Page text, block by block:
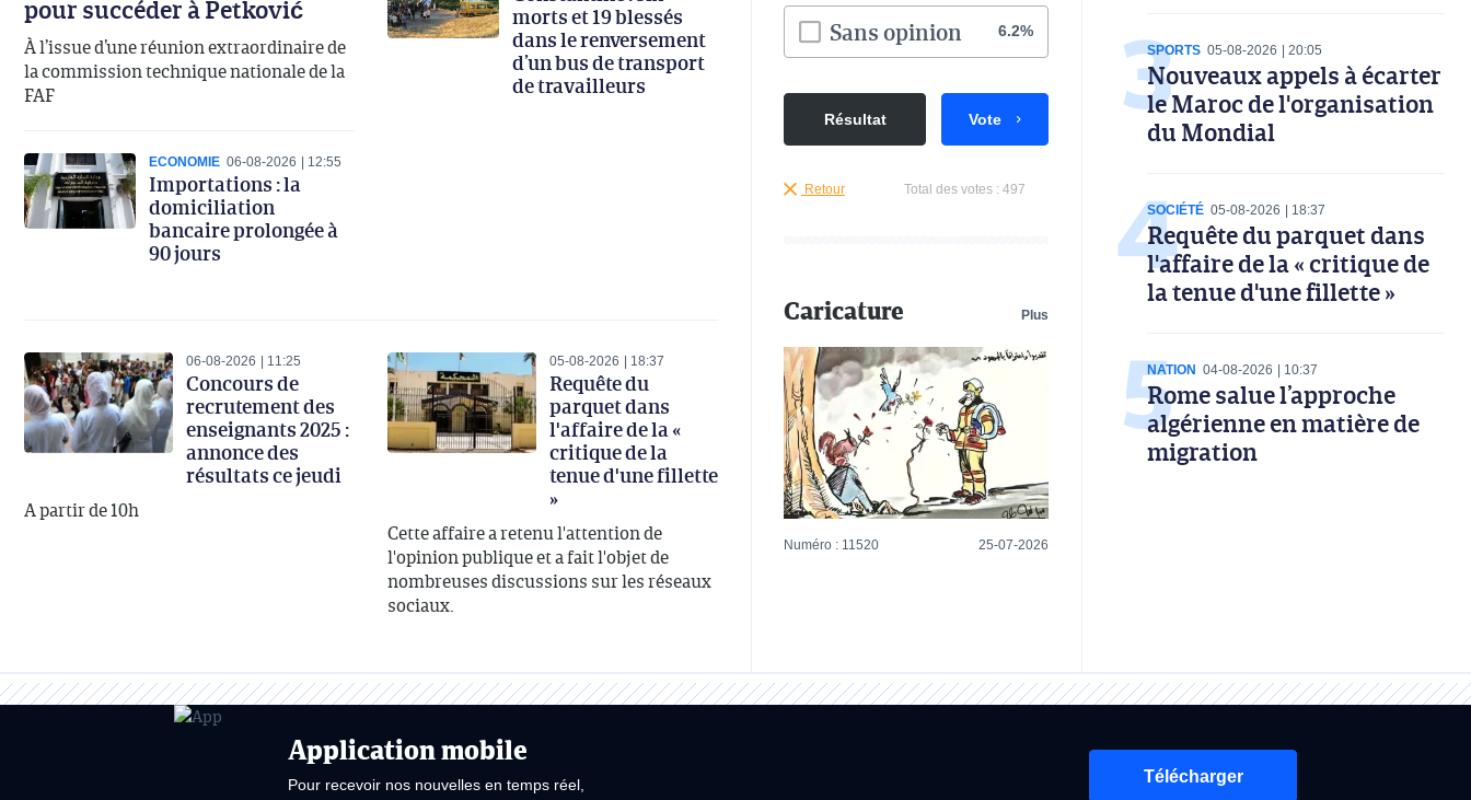
pour succéder à Petković
À l’issue d’une réunion extraordinaire de
la commission technique nationale de la
FAF
morts et 19 blessés
dans le renversement
d’un bus de transport
de travailleurs
ECONOMIE 06-08-2026 12:55
Importations : la
domiciliation
bancaire prolongée à
90 jours
06-08-2026 11:25
Concours de
recrutement des
enseignants 2025 :
annonce des
résultats ce jeudi
A partir de 10h
05-08-2026 18:37
Requête du
parquet dans
l'affaire de la «
critique de la
tenue d'une fillette
»
Cette affaire a retenu l'attention de
l'opinion publique et a fait l'objet de
nombreuses discussions sur les réseaux
sociaux.
Sans opinion 6.2%
Résultat Vote
Retour Total des votes : 497
Caricature Plus
Numéro : 11520 25-07-2026
SPORTS 05-08-2026 20:05
Nouveaux appels à écarter
le Maroc de l'organisation
du Mondial
SOCIÉTÉ 05-08-2026 18:37
Requête du parquet dans
l'affaire de la « critique de
la tenue d'une fillette »
NATION 04-08-2026 10:37
Rome salue l’approche
algérienne en matière de
migration
Application mobile
Pour recevoir nos nouvelles en temps réel,
Télécharger